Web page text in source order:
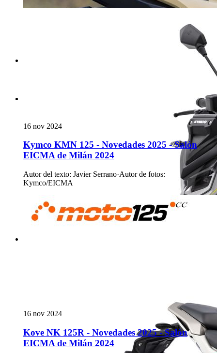
16 nov 2024
Kymco KMN 125 - Novedades 2025 - Salón
EICMA de Milán 2024
Autor del texto: Javier Serrano·Autor de fotos:
Kymco/EICMA
16 nov 2024
Kove NK 125R - Novedades 2025 - Salón
EICMA de Milán 2024